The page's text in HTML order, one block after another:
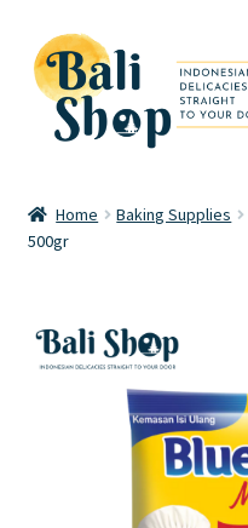
Skip
to
navigation
Skip
to
content
Cart
FAQ
Home Baking Supplies
500gr